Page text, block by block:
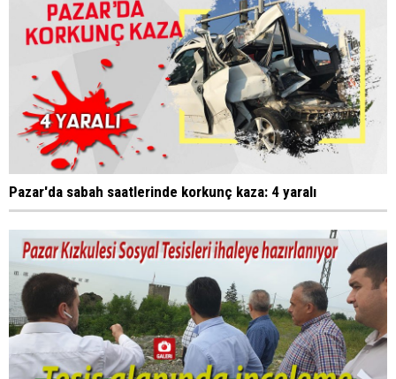
Pazar'da sabah saatlerinde korkunç kaza: 4 yaralı